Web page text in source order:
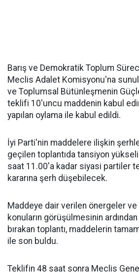
Barış ve Demokratik Toplum
Meclis Adalet Komisyonu'na
ve Toplumsal Bütünleşmenin
teklifi 10'uncu maddenin kabul
yapılan oylama ile kabul edildi.
İyi Parti'nin maddelere ilişkin
geçilen toplantıda tansiyon
saat 11.00'a kadar siyasi partiler
kararına şerh düşebilecek.
Maddeye dair verilen önergeler
konuların görüşülmesinin
bırakan toplantı, maddelerin
ile son buldu.
Teklifin 48 saat sonra Meclis